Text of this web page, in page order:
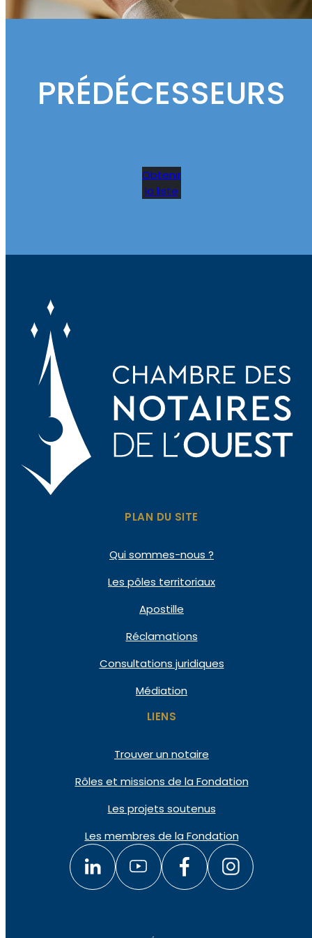
PRÉDÉCESSEURS
Obtenir
la liste
PLAN DU SITE
Qui sommes-nous ?
Les pôles territoriaux
Apostille
Réclamations
Consultations juridiques
Médiation
LIENS
Trouver un notaire
Rôles et missions de la Fondation
Les projets soutenus
Les membres de la Fondation